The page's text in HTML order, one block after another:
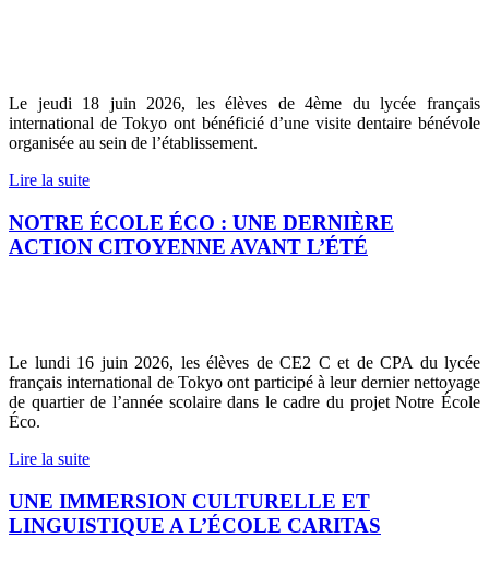
Le jeudi 18 juin 2026, les élèves de 4ème du lycée français
international de Tokyo ont bénéficié d’une visite dentaire bénévole
organisée au sein de l’établissement.
Lire la suite
NOTRE ÉCOLE ÉCO : UNE DERNIÈRE
ACTION CITOYENNE AVANT L’ÉTÉ
Le lundi 16 juin 2026, les élèves de CE2 C et de CPA du lycée
français international de Tokyo ont participé à leur dernier nettoyage
de quartier de l’année scolaire dans le cadre du projet Notre École
Éco.
Lire la suite
UNE IMMERSION CULTURELLE ET
LINGUISTIQUE A L’ÉCOLE CARITAS